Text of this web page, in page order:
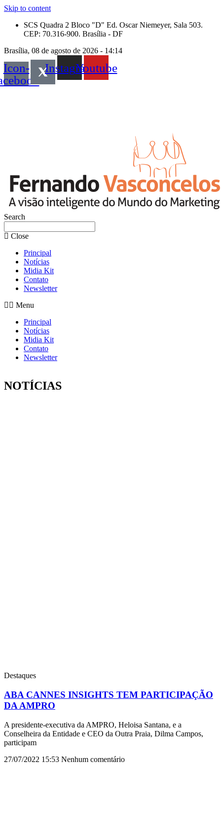
Skip to content
SCS Quadra 2 Bloco "D" Ed. Oscar Niemeyer, Sala 503.
CEP: 70.316-900. Brasília - DF
Brasília, 08 de agosto de 2026 - 14:14
Icon-
InstagramYoutube
Search
Close
Principal
Notícias
Midia Kit
Contato
Newsletter
Menu
Principal
Notícias
Midia Kit
Contato
Newsletter
NOTÍCIAS
Destaques
ABA CANNES INSIGHTS TEM PARTICIPAÇÃO
DA AMPRO
A presidente-executiva da AMPRO, Heloisa Santana, e a
Conselheira da Entidade e CEO da Outra Praia, Dilma Campos,
participam
27/07/2022 15:53 Nenhum comentário